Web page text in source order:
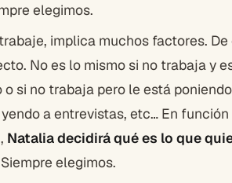
elegimos.
implica muchos factores.
No es lo mismo si no trabaja y
si no trabaja pero le está
a entrevistas, etc… En
Natalia decidirá qué es lo que
elegimos.